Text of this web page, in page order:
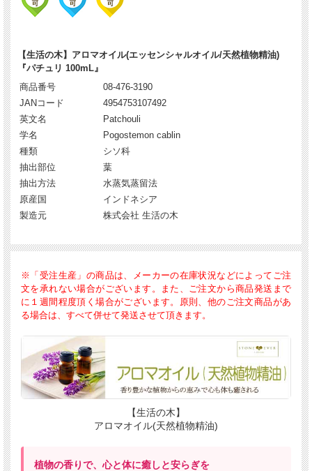
【生活の木】アロマオイル(エッセンシャルオイル/天然植物精油)
『パチュリ 100mL』
商品番号
08-476-3190
JANコード
4954753107492
英文名
Patchouli
学名
Pogostemon cablin
種類
シソ科
抽出部位
葉
抽出方法
水蒸気蒸留法
原産国
インドネシア
製造元
株式会社 生活の木
※「受注生産」の商品は、メーカーの在庫状況などによってご注
文を承れない場合がございます。また、ご注文から商品発送まで
に１週間程度頂く場合がございます。原則、他のご注文商品があ
る場合は、すべて併せて発送させて頂きます。
【生活の木】
アロマオイル(天然植物精油)
植物の香りで、心と体に癒しと安らぎを